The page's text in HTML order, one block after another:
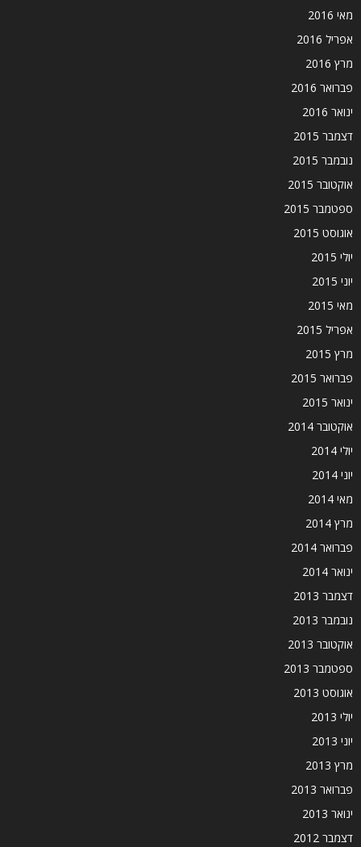
מאי 2016
אפריל 2016
מרץ 2016
פברואר 2016
ינואר 2016
דצמבר 2015
נובמבר 2015
אוקטובר 2015
ספטמבר 2015
אוגוסט 2015
יולי 2015
יוני 2015
מאי 2015
אפריל 2015
מרץ 2015
פברואר 2015
ינואר 2015
אוקטובר 2014
יולי 2014
יוני 2014
מאי 2014
מרץ 2014
פברואר 2014
ינואר 2014
דצמבר 2013
נובמבר 2013
אוקטובר 2013
ספטמבר 2013
אוגוסט 2013
יולי 2013
יוני 2013
מרץ 2013
פברואר 2013
ינואר 2013
דצמבר 2012